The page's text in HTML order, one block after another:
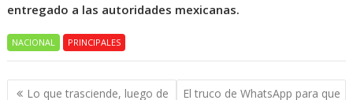
entregado a las autoridades mexicanas.
NACIONAL PRINCIPALES
Navegación
Lo que trasciende, luego de
El truco de WhatsApp para que